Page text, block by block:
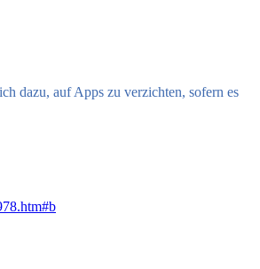
dazu, auf Apps zu verzichten, sofern es